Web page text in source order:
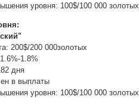
уровня: 100$/100 000 золотых
200$/200 000золотых
1.8%
дня
в выплаты
уровня: 100$/100 000 золотых